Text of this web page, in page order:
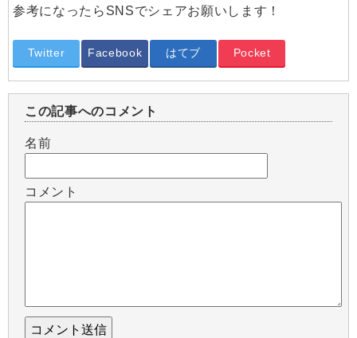
参考になったらSNSでシェアお願いします！
Twitter Facebook はてブ Pocket
この記事へのコメント
名前
コメント